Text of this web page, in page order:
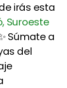
irás esta
Suroeste
Súmate a
del